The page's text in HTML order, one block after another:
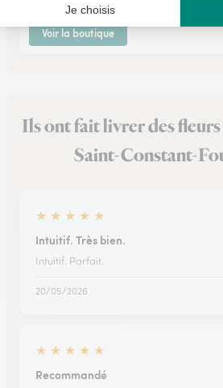
Voir la boutique
Ils ont fait livrer des
Saint-Constant-
★ ★ ★ ★ ★
Intuitif. Très bien.
Intuitif. Parfait.
20/05/2026
★ ★ ★ ★ ★
Recommandé